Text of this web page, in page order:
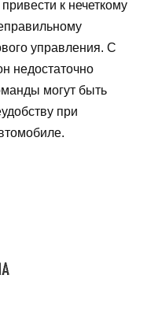
к нечеткому
управления. С
недостаточно
могут быть
при